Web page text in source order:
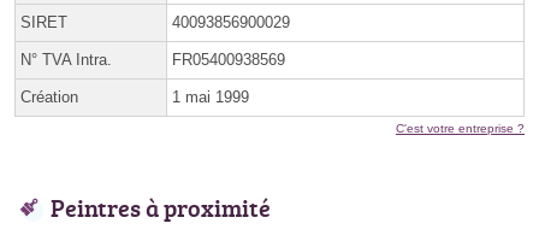
SIRET 40093856900029
N° TVA Intra. FR05400938569
Création 1 mai 1999
C'est votre entreprise ?
Peintres à proximité